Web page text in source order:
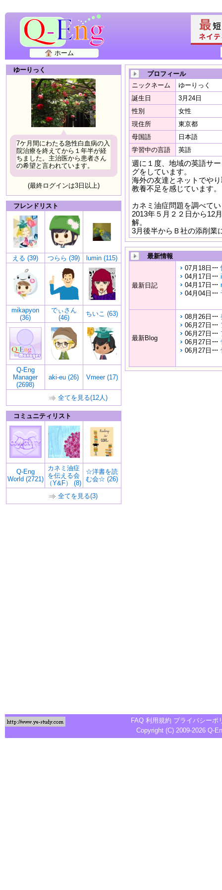
ホーム
ゆーりっく
7ケ月間にわたる急性白血病の入
院治療を終えてから１年半が経
ちました。主治医から患者さん
の希望と言われています。
(最終ログインは3日以上)
フレンドリスト
える (39) つらら (39) lumin (115)
mikapyon
(36)
でぃさん
(46)
ちいこ (63)
Q-Eng
Manager
(2698)
aki-eu (26) Vmeer (17)
全てを見る(12人)
コミュニティリスト
Q-Eng
World (2721)
カネミ油症
を伝える会
（Y&F） (8)
☆洋書を読
む会☆ (26)
全てを見る(3)
プロフィール
ニックネーム
ゆーりっく
誕生日
3月24日
性別
女性
現住所
東京都
母国語
日本語
学習中の言語
英語
週に１度、地域の英語サ
グをしています。
海外の友達とネットでや
教養不足を感じています。
カネミ油症問題を調べて
2013年５月２２日から12
解。
3月後半からＢ社の添削業
最新情報
最新日記
07月18日
04月17日
04月17日
04月04日
最新Blog
08月26日
06月27日
06月27日
06月27日
06月27日
FAQ 利用規約 プライバシーポ
Copyright (C) 2009-2026 Q-